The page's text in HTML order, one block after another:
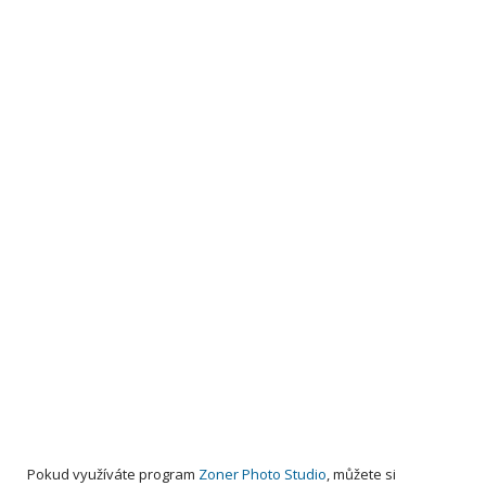
Pokud využíváte program Zoner Photo Studio, můžete si